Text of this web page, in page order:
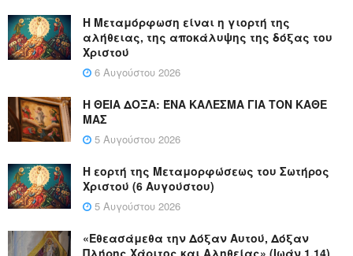
Η Μεταμόρφωση είναι η γιορτή της
αλήθειας, της αποκάλυψης της δόξας του
Χριστού
6 Αυγούστου 2026
Η ΘΕΙΑ ΔΟΞΑ: ΈΝΑ ΚΑΛΕΣΜΑ ΓΙΑ ΤΟΝ ΚΑΘΕ
ΜΑΣ
5 Αυγούστου 2026
Η εορτή της Μεταμορφώσεως του Σωτήρος
Χριστού (6 Αυγούστου)
5 Αυγούστου 2026
«Εθεασάμεθα την Δόξαν Αυτού, Δόξαν